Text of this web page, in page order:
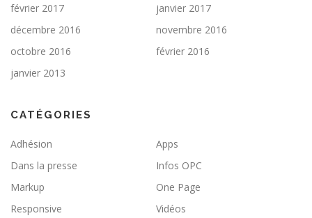
février 2017
janvier 2017
décembre 2016
novembre 2016
octobre 2016
février 2016
janvier 2013
CATÉGORIES
Adhésion
Apps
Dans la presse
Infos OPC
Markup
One Page
Responsive
Vidéos